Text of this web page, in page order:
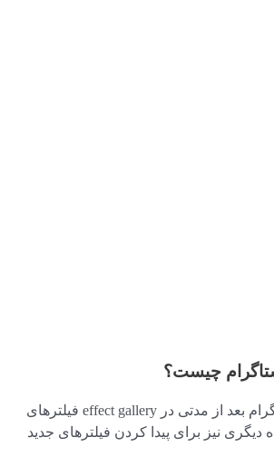
چیست؟
وقتی فیلترهای مورد علاقه خود را ذخیره می‌کنید، اینستاگرام بعد از مدتی در effect gallery فیلترهای
نیز برای پیدا کردن فیلترهای جدید